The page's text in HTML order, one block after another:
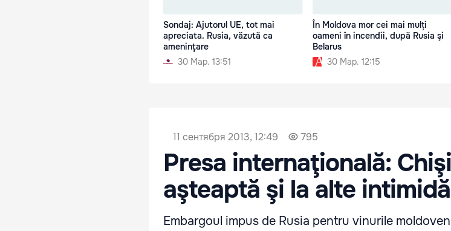
Sondaj: Ajutorul UE, tot mai
apreciata. Rusia, văzută ca
ameninţare
30 Мар. 13:51
În Moldova mor cei mai mulți
oameni în incendii, după Rusia şi
Belarus
30 Мар. 12:15
11 сентября 2013, 12:49 795
Presa internaţională:
aşteaptă şi la alte
Embargoul impus de Rusia pentru vinurile